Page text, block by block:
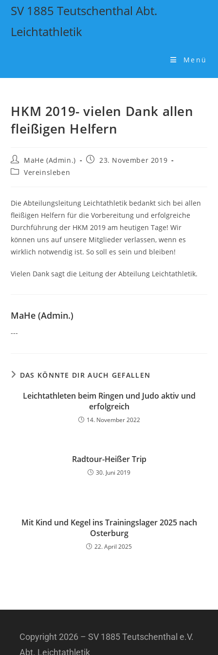
SV 1885 Teutschenthal Abt.
Leichtathletik
Menü
HKM 2019- vielen Dank allen
fleißigen Helfern
MaHe (Admin.)
23. November 2019
Vereinsleben
Die Abteilungsleitung Leichtathletik bedankt sich bei allen
fleißigen Helfern für die Vorbereitung und erfolgreiche
Durchführung der HKM 2019 am heutigen Tage! Wir
können uns auf unsere Mitglieder verlassen, wenn es
wirklich notwendig ist. So soll es sein und bleiben!
Vielen Dank sagt die Leitung der Abteilung Leichtathletik.
MaHe (Admin.)
---
DAS KÖNNTE DIR AUCH GEFALLEN
Leichtathleten beim Ringen und Judo aktiv und
erfolgreich
14. November 2022
Radtour-Heißer Trip
30. Juni 2019
Mit Kind und Kegel ins Trainingslager 2025 nach
Osterburg
22. April 2025
Copyright 2026 – SV 1885 Teutschenthal e.V.
Abt. Leichtathletik